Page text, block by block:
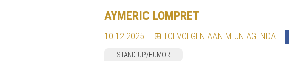
AYMERIC LOMPRET
10.12.2025 TOEVOEGEN AAN MIJN AGENDA
STAND-UP/HUMOR